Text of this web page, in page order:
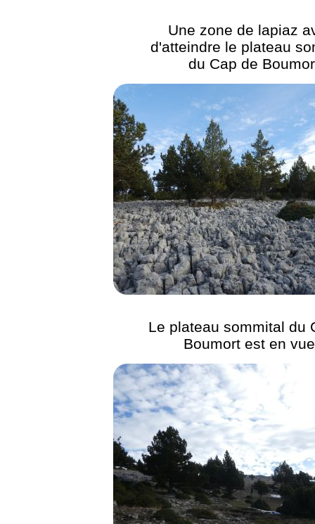
Une zone de lapiaz
d'atteindre le plateau
du Cap de
Le plateau sommital du
Boumort est en